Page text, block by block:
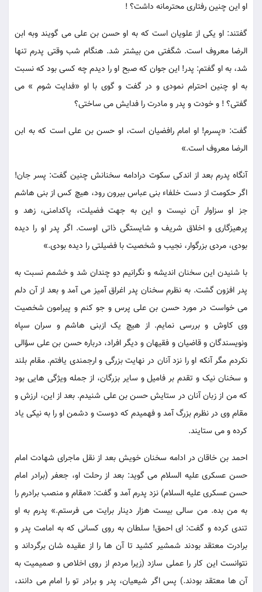
او این چنین رفتاری محترمانه داشت؟ !
گفتند: او یکی از علویان است که به او حسن بن علی می گویند وبه ابن
الرضا معروف است. شگفتی من بیشتر شد. هنگام شب وقتی پدرم تنها
شد، به او گفتم: پدر! این جوان که صبح او را دیدم چه کسی بود که نسبت
به او چنین احترام نمودی و در گفت و گوی با او «فدایت شوم » می
گفتی؟ ! و خودت و پدر و مادرت را فدایش می ساختی؟
گفت: «پسرم! او امام رافضیان است، او حسن بن علی است که به ابن
الرضا معروف است.»
آنگاه پدرم بعد از اندکی سکوت درادامه سخنانش چنین گفت: پسر جان!
اگر حکومت از دست خلفاء بنی عباس بیرون رود، هیچ کس از بنی هاشم
جز او سزاوار آن نیست و این به جهت فضیلت، پاکدامنی، زهد و
پرهیزگاری و اخلاق شریف و شایستگی ذاتی اوست. اگر پدر او را دیده
بودی، مردی بزرگوار، نجیب و شخصیت با فضیلتی را دیده بودی.»
با شنیدن این سخنان اندیشه و نگرانیم دو چندان شد و خشمم نسبت به
پدر افزون گشت. به نظرم سخنان پدر اغراق آمیز می آمد و بعد از آن دلم
می خواست در مورد حسن بن علی پرس و جو کنم و پیرامون شخصیت
وی کاوش و بررسی نمایم. از هیچ یک ازبنی هاشم و سران سپاه
ونویسندگان و قاضیان و فقیهان و دیگر افراد، درباره حسن بن علی سؤالی
نکردم مگر آنکه او را نزد آنان در نهایت بزرگی و ارجمندی یافتم. مقام بلند
و سخنان نیک و تقدم بر فامیل و سایر بزرگان، از جمله ویژگی هایی بود
که من از زبان آنان در ستایش حسن بن علی شنیدم. بعد از این، ارزش و
مقام وی در نظرم بزرگ آمد و فهمیدم که دوست و دشمن او را به نیکی یاد
کرده و می ستایند.
احمد بن خاقان در ادامه سخنان خویش بعد از نقل ماجرای شهادت امام
حسن عسکری علیه السلام می گوید: بعد از رحلت او، جعفر (برادر امام
حسن عسکری علیه السلام) نزد پدرم آمد و گفت: «مقام و منصب برادرم را
به من بده. من سالی بیست هزار دینار برایت می فرستم.» پدرم به او
تندی کرده و گفت: ای احمق! سلطان به روی کسانی که به امامت پدر و
برادرت معتقد بودند شمشیر کشید تا آن ها را از عقیده شان برگرداند و
نتوانست این کار را عملی سازد (زیرا مردم از روی اخلاص و صمیمیت به
آن ها معتقد بودند.) پس اگر شیعیان، پدر و برادر تو را امام می دانند،